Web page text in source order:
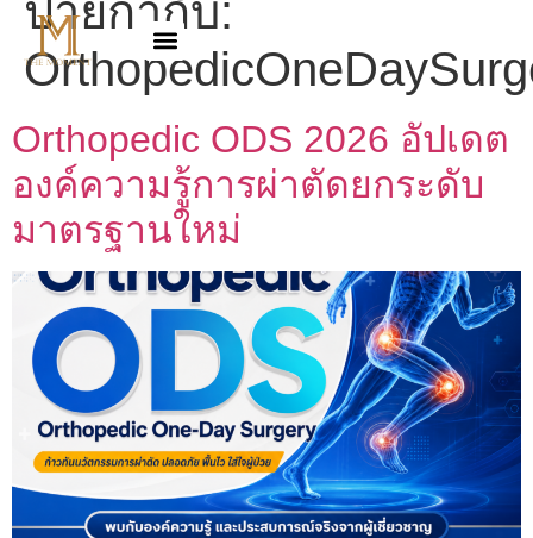
ป้ายกำกับ:
Orthopedic ODS 2026 อัปเดต
องค์ความรู้การผ่าตัดยกระดับ
มาตรฐานใหม่